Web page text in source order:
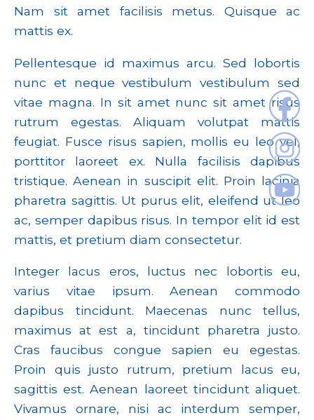
Nam sit amet facilisis metus. Quisque ac
mattis ex.
Pellentesque id maximus arcu. Sed lobortis
nunc et neque vestibulum vestibulum sed
vitae magna. In sit amet nunc sit amet risus
rutrum egestas. Aliquam volutpat mattis
feugiat. Fusce risus sapien, mollis eu leo vel,
porttitor laoreet ex. Nulla facilisis dapibus
tristique. Aenean in suscipit elit. Proin lacinia
pharetra sagittis. Ut purus elit, eleifend ut leo
ac, semper dapibus risus. In tempor elit id est
mattis, et pretium diam consectetur.
Integer lacus eros, luctus nec lobortis eu,
varius vitae ipsum. Aenean commodo
dapibus tincidunt. Maecenas nunc tellus,
maximus at est a, tincidunt pharetra justo.
Cras faucibus congue sapien eu egestas.
Proin quis justo rutrum, pretium lacus eu,
sagittis est. Aenean laoreet tincidunt aliquet.
Vivamus ornare, nisi ac interdum semper,